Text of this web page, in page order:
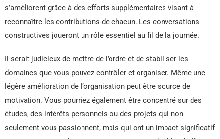
s’améliorent grâce à des efforts supplémentaires visant à
reconnaître les contributions de chacun. Les conversations
constructives joueront un rôle essentiel au fil de la journée.
Il serait judicieux de mettre de l’ordre et de stabiliser les
domaines que vous pouvez contrôler et organiser. Même une
légère amélioration de l’organisation peut être source de
motivation. Vous pourriez également être concentré sur des
études, des intérêts personnels ou des projets qui non
seulement vous passionnent, mais qui ont un impact significatif